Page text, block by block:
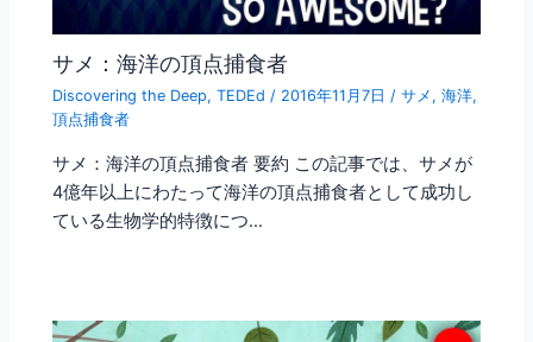
サメ：海洋の頂点捕食者
Discovering the Deep,TEDEd / 2016年11月7日/サメ ,海洋,
頂点捕食者
サメ：海洋の頂点捕食者 要約 この記事では、サメが
4億年以上にわたって海洋の頂点捕食者として成功し
ている生物学的特徴につ…